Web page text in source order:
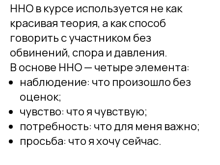
ННО в курсе используется не как
красивая теория, а как способ
говорить с участником без
обвинений, спора и давления.
В основе ННО — четыре элемента:
наблюдение: что произошло без
оценок;
чувство: что я чувствую;
потребность: что для меня важно;
просьба: что я хочу сейчас.